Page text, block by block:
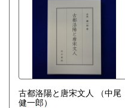
古都洛陽と唐宋文人
（中尾
健一郎）